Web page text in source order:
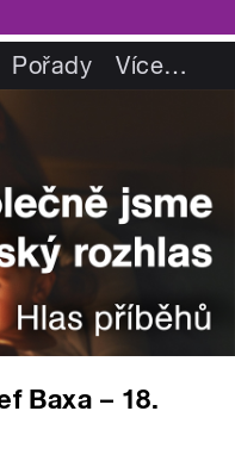
Pořady Více…
Baxa – 18.